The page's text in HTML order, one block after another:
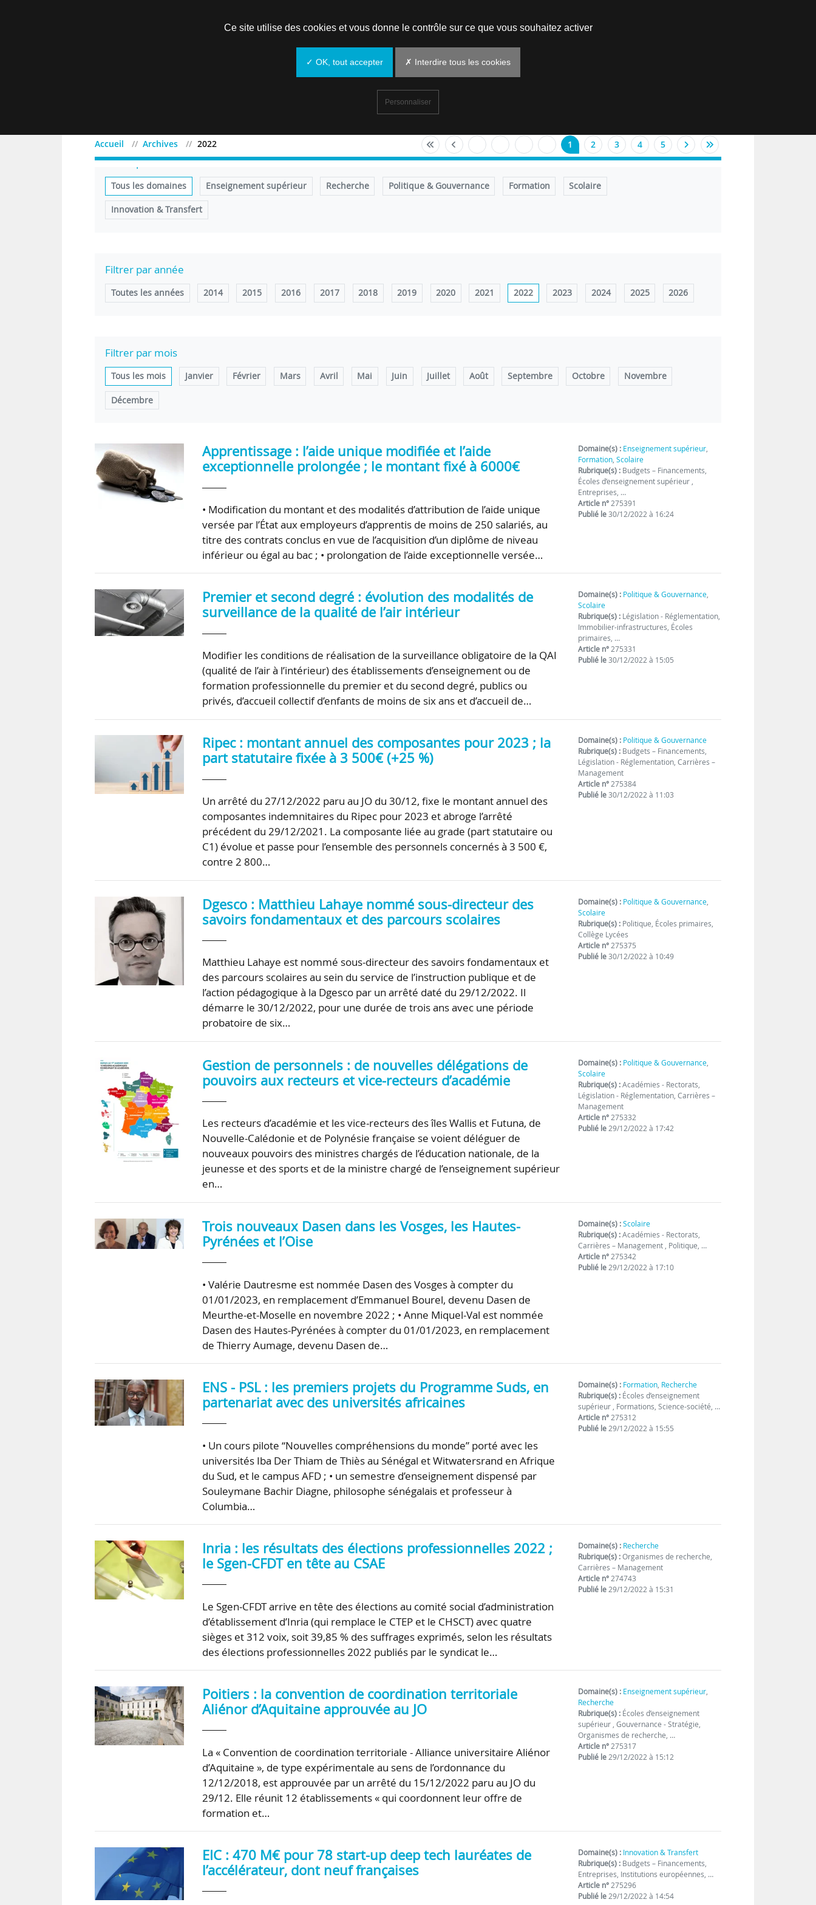
Accueil Archives 2022 1 2 3 4 5
Filtrer par domaine
Tous les domaines Enseignement supérieur Recherche Politique & Gouvernance Formation Scolaire
Innovation & Transfert
Filtrer par année
Toutes les années 2014 2015 2016 2017 2018 2019 2020 2021 2022 2023 2024 2025 2026
Filtrer par mois
Tous les mois Janvier Février Mars Avril Mai Juin Juillet Août Septembre Octobre Novembre
Décembre
Apprentissage : l’aide unique modifiée et l’aide
exceptionnelle prolongée ; le montant fixé à 6000€
• Modification du montant et des modalités d’attribution de l’aide unique
versée par l’État aux employeurs d’apprentis de moins de 250 salariés, au
titre des contrats conclus en vue de l’acquisition d’un diplôme de niveau
inférieur ou égal au bac ; • prolongation de l’aide exceptionnelle versée…
Domaine(s) : Enseignement supérieur,
Formation,Scolaire
Rubrique(s) : Budgets – Financements,
Écoles d’enseignement supérieur ,
Entreprises, …
Article n°275391
Publié le30/12/2022 à 16:24
Premier et second degré : évolution des modalités de
surveillance de la qualité de l’air intérieur
Modifier les conditions de réalisation de la surveillance obligatoire de la QAI
(qualité de l’air à l’intérieur) des établissements d’enseignement ou de
formation professionnelle du premier et du second degré, publics ou
privés, d’accueil collectif d’enfants de moins de six ans et d’accueil de…
Domaine(s) : Politique & Gouvernance,
Scolaire
Rubrique(s) : Législation - Réglementation,
Immobilier-infrastructures, Écoles
primaires, …
Article n°275331
Publié le30/12/2022 à 15:05
Ripec : montant annuel des composantes pour 2023 ; la
part statutaire fixée à 3 500€ (+25 %)
Un arrêté du 27/12/2022 paru au JO du 30/12, fixe le montant annuel des
composantes indemnitaires du Ripec pour 2023 et abroge l’arrêté
précédent du 29/12/2021. La composante liée au grade (part statutaire ou
C1) évolue et passe pour l’ensemble des personnels concernés à 3 500 €,
contre 2 800…
Domaine(s) : Politique & Gouvernance
Rubrique(s) : Budgets – Financements,
Législation - Réglementation, Carrières –
Management
Article n°275384
Publié le30/12/2022 à 11:03
Dgesco : Matthieu Lahaye nommé sous-directeur des
savoirs fondamentaux et des parcours scolaires
Matthieu Lahaye est nommé sous-directeur des savoirs fondamentaux et
des parcours scolaires au sein du service de l’instruction publique et de
l’action pédagogique à la Dgesco par un arrêté daté du 29/12/2022. Il
démarre le 30/12/2022, pour une durée de trois ans avec une période
probatoire de six…
Domaine(s) : Politique & Gouvernance,
Scolaire
Rubrique(s) : Politique, Écoles primaires,
Collège Lycées
Article n°275375
Publié le30/12/2022 à 10:49
Gestion de personnels : de nouvelles délégations de
pouvoirs aux recteurs et vice-recteurs d’académie
Les recteurs d’académie et les vice-recteurs des îles Wallis et Futuna, de
Nouvelle-Calédonie et de Polynésie française se voient déléguer de
nouveaux pouvoirs des ministres chargés de l’éducation nationale, de la
jeunesse et des sports et de la ministre chargé de l’enseignement supérieur
en…
Domaine(s) : Politique & Gouvernance,
Scolaire
Rubrique(s) :Académies - Rectorats,
Législation - Réglementation, Carrières –
Management
Article n°275332
Publié le29/12/2022 à 17:42
Trois nouveaux Dasen dans les Vosges, les Hautes-
Pyrénées et l’Oise
• Valérie Dautresme est nommée Dasen des Vosges à compter du
01/01/2023, en remplacement d’Emmanuel Bourel, devenu Dasen de
Meurthe-et-Moselle en novembre 2022 ; • Anne Miquel-Val est nommée
Dasen des Hautes-Pyrénées à compter du 01/01/2023, en remplacement
de Thierry Aumage, devenu Dasen de…
Domaine(s) : Scolaire
Rubrique(s) :Académies - Rectorats,
Carrières – Management , Politique, …
Article n°275342
Publié le29/12/2022 à 17:10
ENS - PSL : les premiers projets du Programme Suds, en
partenariat avec des universités africaines
• Un cours pilote “Nouvelles compréhensions du monde” porté avec les
universités Iba Der Thiam de Thiès au Sénégal et Witwatersrand en Afrique
du Sud, et le campus AFD ; • un semestre d’enseignement dispensé par
Souleymane Bachir Diagne, philosophe sénégalais et professeur à
Columbia…
Domaine(s) : Formation, Recherche
Rubrique(s) : Écoles d’enseignement
supérieur , Formations, Science-société, …
Article n°275312
Publié le29/12/2022 à 15:55
Inria : les résultats des élections professionnelles 2022 ;
le Sgen-CFDT en tête au CSAE
Le Sgen-CFDT arrive en tête des élections au comité social d’administration
d’établissement d’Inria (qui remplace le CTEP et le CHSCT) avec quatre
sièges et 312 voix, soit 39,85 % des suffrages exprimés, selon les résultats
des élections professionnelles 2022 publiés par le syndicat le…
Domaine(s) : Recherche
Rubrique(s) :Organismes de recherche,
Carrières – Management
Article n°274743
Publié le29/12/2022 à 15:31
Poitiers : la convention de coordination territoriale
Aliénor d’Aquitaine approuvée au JO
La « Convention de coordination territoriale - Alliance universitaire Aliénor
d’Aquitaine », de type expérimentale au sens de l’ordonnance du
12/12/2018, est approuvée par un arrêté du 15/12/2022 paru au JO du
29/12. Elle réunit 12 établissements « qui coordonnent leur offre de
formation et…
Domaine(s) : Enseignement supérieur,
Recherche
Rubrique(s) : Écoles d’enseignement
supérieur , Gouvernance - Stratégie,
Organismes de recherche, …
Article n°275317
Publié le29/12/2022 à 15:12
EIC : 470 M€ pour 78 start-up deep tech lauréates de
l’accélérateur, dont neuf françaises
Domaine(s) : Innovation & Transfert
Rubrique(s) : Budgets – Financements,
Entreprises, Institutions européennes, …
Article n°275296
Publié le29/12/2022 à 14:54
Ce site utilise des cookies et vous donne le contrôle sur ce que vous souhaitez activer
✓ OK, tout accepter ✗ Interdire tous les cookies
Personnaliser